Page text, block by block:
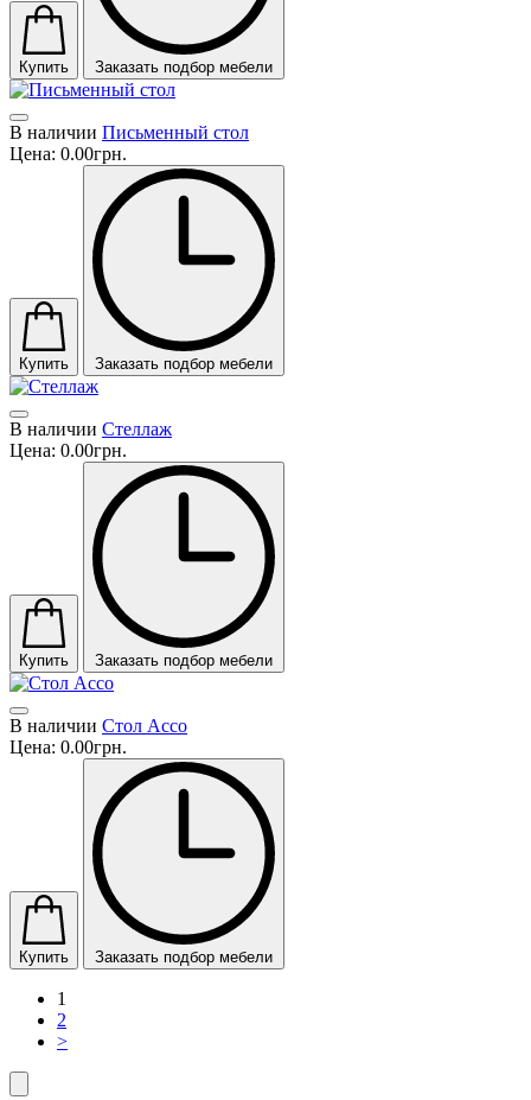
Купить Заказать подбор мебели
В наличии Письменный стол
Цена: 0.00грн.
Купить Заказать подбор мебели
В наличии Стеллаж
Цена: 0.00грн.
Купить Заказать подбор мебели
В наличии Стол Acco
Цена: 0.00грн.
Купить Заказать подбор мебели
1
2
>